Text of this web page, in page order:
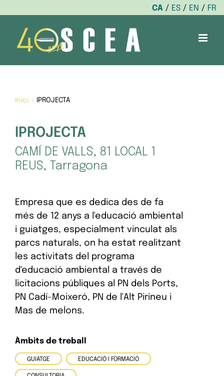
CA ES EN
FR
content
Inici> IPROJECTA
IPROJECTA
CAMÍ DE VALLS, 81 LOCAL 1
REUS, Tarragona
Empresa que es dedica des de fa
més de 12 anys a l'educació ambiental
i guiatges, especialment vinculat als
parcs naturals, on ha estat realitzant
les activitats del programa
d'educació ambiental a través de
licitacions públiques al PN dels Ports,
PN Cadí-Moixeró, PN de l'Alt Pirineu i
Mas de melons.
Àmbits de treball
GUIATGE EDUCACIÓ I FORMACIÓ